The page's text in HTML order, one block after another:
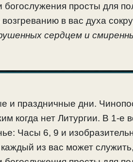
просты для
в вас духа
сердцем и
и праздничные дни.
когда нет Литургии. В 1-е
Часы 6, 9 и
из вас может